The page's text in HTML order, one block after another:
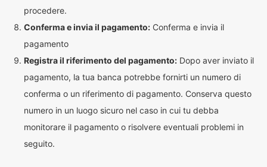
procedere.
Conferma e invia il pagamento: Conferma e invia il
pagamento
Registra il riferimento del pagamento: Dopo aver inviato il
pagamento, la tua banca potrebbe fornirti un numero di
conferma o un riferimento di pagamento. Conserva questo
numero in un luogo sicuro nel caso in cui tu debba
monitorare il pagamento o risolvere eventuali problemi in
seguito.